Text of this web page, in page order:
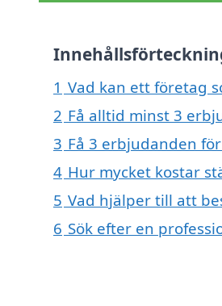
1 Vad kan ett företag
2 Få alltid minst 3
3 Få 3 erbjudanden
4 Hur mycket kostar
5 Vad hjälper till att
6 Sök efter en